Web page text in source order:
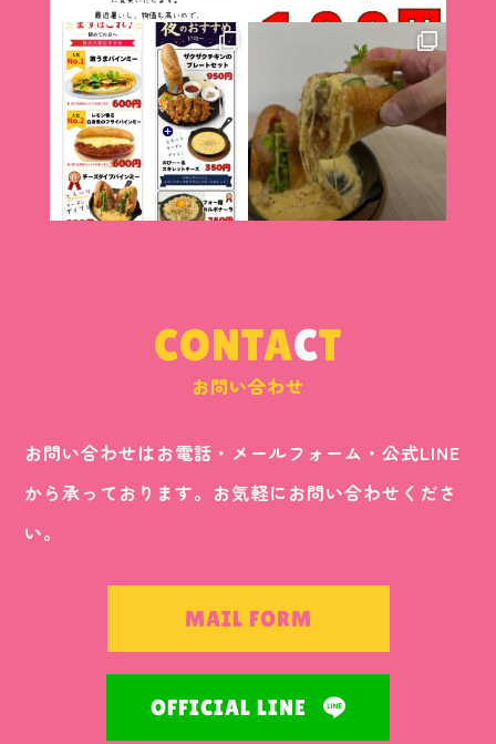
CONTACT
お問い合わせ
お問い合わせはお電話・メールフォーム・公式LINE
から承っております。お気軽にお問い合わせくださ
い。
MAIL FORM
OFFICIAL LINE